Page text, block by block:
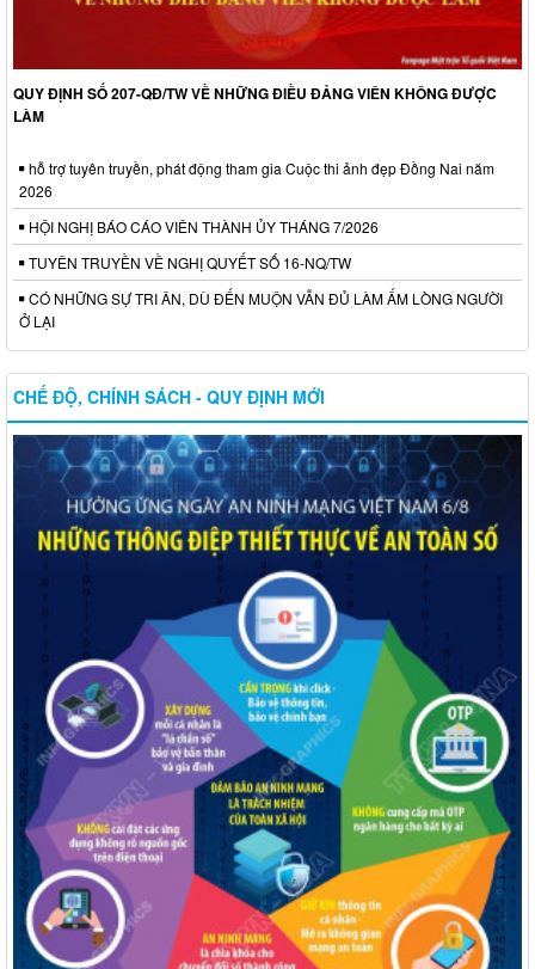
QUY ĐỊNH SỐ 207-QĐ/TW VỀ NHỮNG ĐIỀU ĐẢNG VIÊN KHÔNG ĐƯỢC
LÀM
hỗ trợ tuyên truyền, phát động tham gia Cuộc thi ảnh đẹp Đồng Nai năm
2026
HỘI NGHỊ BÁO CÁO VIÊN THÀNH ỦY THÁNG 7/2026
TUYÊN TRUYỀN VỀ NGHỊ QUYẾT SỐ 16-NQ/TW
CÓ NHỮNG SỰ TRI ÂN, DÙ ĐẾN MUỘN VẪN ĐỦ LÀM ẤM LÒNG NGƯỜI
Ở LẠI
CHẾ ĐỘ, CHÍNH SÁCH - QUY ĐỊNH MỚI